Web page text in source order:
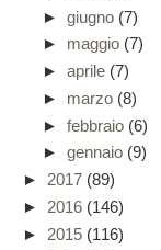
► giugno (7)
► maggio (7)
► aprile (7)
► marzo (8)
► febbraio (6)
► gennaio (9)
► 2017 (89)
► 2016 (146)
► 2015 (116)